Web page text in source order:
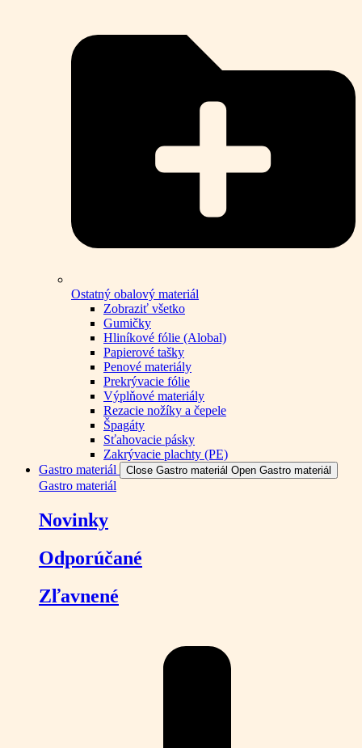
Ostatný obalový materiál
Zobraziť všetko
Gumičky
Hliníkové fólie (Alobal)
Papierové tašky
Penové materiály
Prekrývacie fólie
Výplňové materiály
Rezacie nožíky a čepele
Špagáty
Sťahovacie pásky
Zakrývacie plachty (PE)
Gastro materiál
Close Gastro materiál Open Gastro materiál
Gastro materiál
Novinky
Odporúčané
Zľavnené